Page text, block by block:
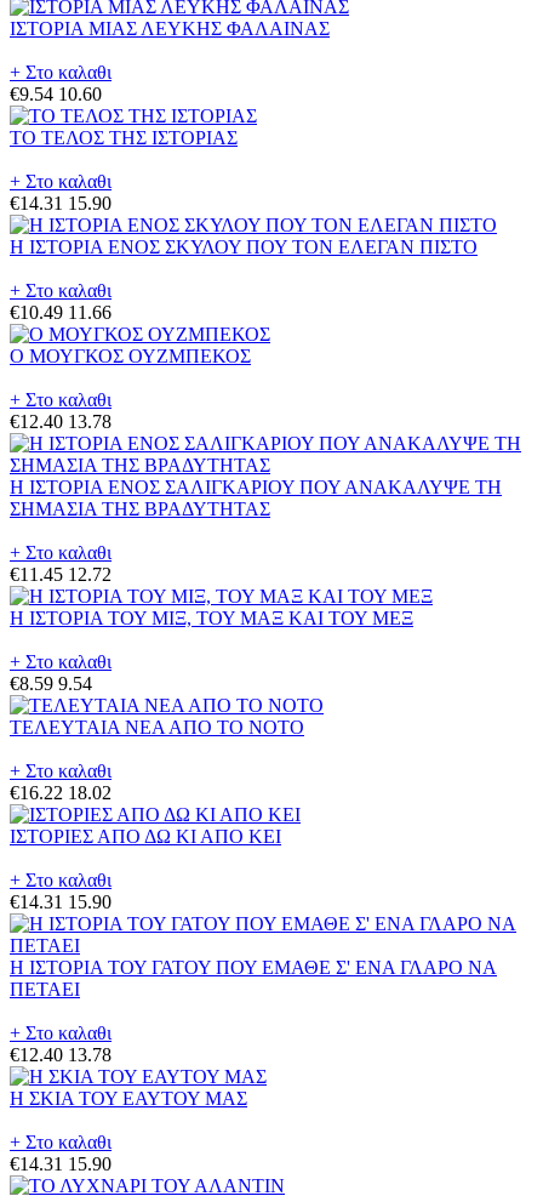
ΙΣΤΟΡΙΑ ΜΙΑΣ ΛΕΥΚΗΣ ΦΑΛΑΙΝΑΣ
+ Στο καλαθι
€9.54 10.60
ΤΟ ΤΕΛΟΣ ΤΗΣ ΙΣΤΟΡΙΑΣ
+ Στο καλαθι
€14.31 15.90
Η ΙΣΤΟΡΙΑ ΕΝΟΣ ΣΚΥΛΟΥ ΠΟΥ ΤΟΝ ΕΛΕΓΑΝ ΠΙΣΤΟ
+ Στο καλαθι
€10.49 11.66
Ο ΜΟΥΓΚΟΣ ΟΥΖΜΠΕΚΟΣ
+ Στο καλαθι
€12.40 13.78
Η ΙΣΤΟΡΙΑ ΕΝΟΣ ΣΑΛΙΓΚΑΡΙΟΥ ΠΟΥ ΑΝΑΚΑΛΥΨΕ ΤΗ
ΣΗΜΑΣΙΑ ΤΗΣ ΒΡΑΔΥΤΗΤΑΣ
+ Στο καλαθι
€11.45 12.72
Η ΙΣΤΟΡΙΑ ΤΟΥ ΜΙΞ, ΤΟΥ ΜΑΞ ΚΑΙ ΤΟΥ ΜΕΞ
+ Στο καλαθι
€8.59 9.54
ΤΕΛΕΥΤΑΙΑ ΝΕΑ ΑΠΟ ΤΟ ΝΟΤΟ
+ Στο καλαθι
€16.22 18.02
ΙΣΤΟΡΙΕΣ ΑΠΟ ΔΩ ΚΙ ΑΠΟ ΚΕΙ
+ Στο καλαθι
€14.31 15.90
Η ΙΣΤΟΡΙΑ ΤΟΥ ΓΑΤΟΥ ΠΟΥ ΕΜΑΘΕ Σ' ΕΝΑ ΓΛΑΡΟ ΝΑ
ΠΕΤΑΕΙ
+ Στο καλαθι
€12.40 13.78
Η ΣΚΙΑ ΤΟΥ ΕΑΥΤΟΥ ΜΑΣ
+ Στο καλαθι
€14.31 15.90